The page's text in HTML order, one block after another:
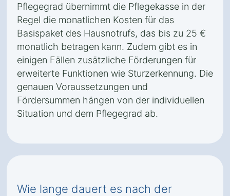
Pflegegrad übernimmt die Pflegekasse in der
Regel die monatlichen Kosten für das
Basispaket des Hausnotrufs, das bis zu 25 €
monatlich betragen kann. Zudem gibt es in
einigen Fällen zusätzliche Förderungen für
erweiterte Funktionen wie Sturzerkennung. Die
genauen Voraussetzungen und
Fördersummen hängen von der individuellen
Situation und dem Pflegegrad ab.
Wie lange dauert es nach der